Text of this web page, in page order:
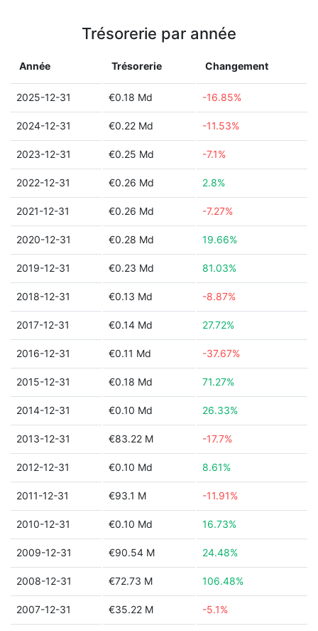
Trésorerie par année
Année Trésorerie Changement
2025-12-31 €0.18 Md -16.85%
2024-12-31 €0.22 Md -11.53%
2023-12-31 €0.25 Md -7.1%
2022-12-31 €0.26 Md 2.8%
2021-12-31 €0.26 Md -7.27%
2020-12-31 €0.28 Md 19.66%
2019-12-31 €0.23 Md 81.03%
2018-12-31 €0.13 Md -8.87%
2017-12-31 €0.14 Md 27.72%
2016-12-31 €0.11 Md -37.67%
2015-12-31 €0.18 Md 71.27%
2014-12-31 €0.10 Md 26.33%
2013-12-31 €83.22 M -17.7%
2012-12-31 €0.10 Md 8.61%
2011-12-31 €93.1 M -11.91%
2010-12-31 €0.10 Md 16.73%
2009-12-31 €90.54 M 24.48%
2008-12-31 €72.73 M 106.48%
2007-12-31 €35.22 M -5.1%